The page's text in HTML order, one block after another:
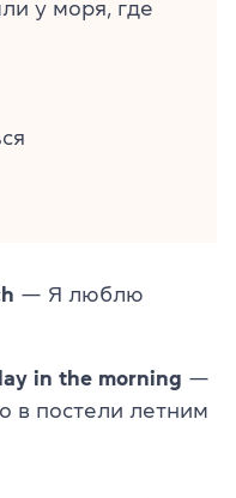
у моря, где
— Я люблю
in the morning —
в постели летним